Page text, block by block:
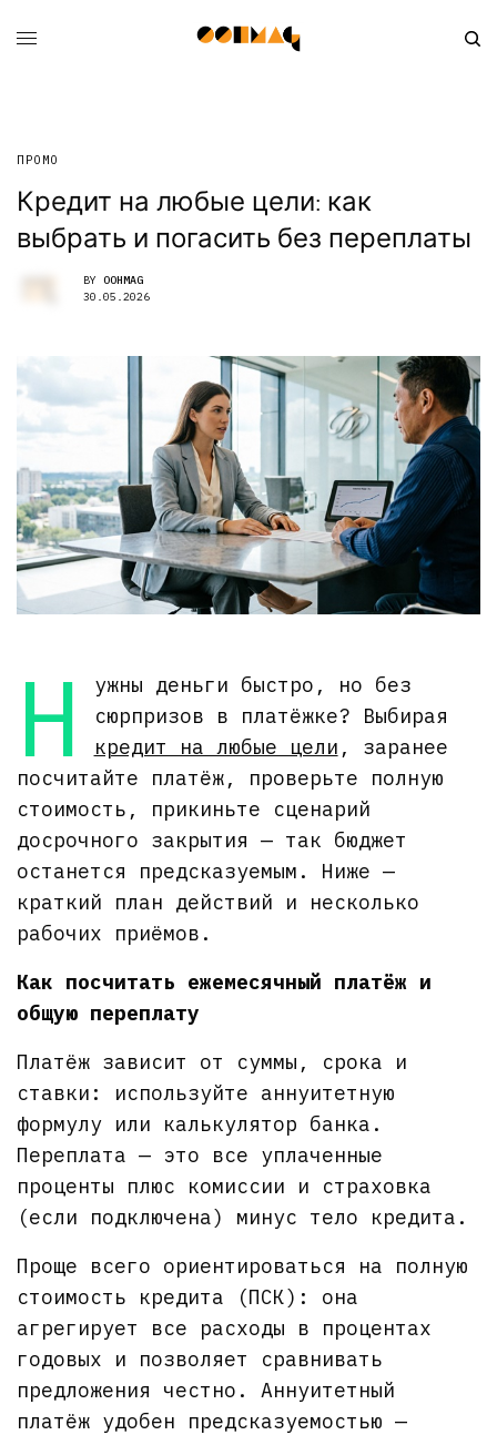
ПРОМО
Кредит на любые цели: как
выбрать и погасить без переплаты
BY OOHMAG
30.05.2026
Н
ужны деньги быстро, но без
сюрпризов в платёжке? Выбирая
кредит на любые цели , заранее
посчитайте платёж, проверьте полную
стоимость, прикиньте сценарий
досрочного закрытия — так бюджет
останется предсказуемым. Ниже —
краткий план действий и несколько
рабочих приёмов.
Как посчитать ежемесячный платёж и
общую переплату
Платёж зависит от суммы, срока и
ставки: используйте аннуитетную
формулу или калькулятор банка.
Переплата — это все уплаченные
проценты плюс комиссии и страховка
(если подключена) минус тело кредита.
Проще всего ориентироваться на полную
стоимость кредита (ПСК): она
агрегирует все расходы в процентах
годовых и позволяет сравнивать
предложения честно. Аннуитетный
платёж удобен предсказуемостью —